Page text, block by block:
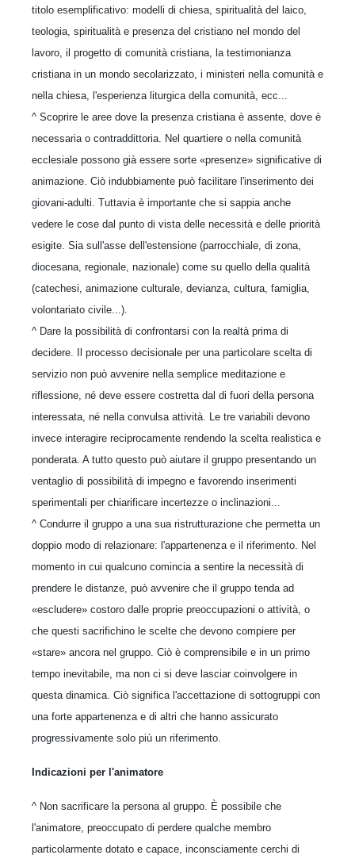
titolo esemplificativo: modelli di chiesa, spiritualità del laico,
teologia, spiritualità e presenza del cristiano nel mondo del
lavoro, il progetto di comunità cristiana, la testimonianza
cristiana in un mondo secolarizzato, i ministeri nella comunità e
nella chiesa, l'esperienza liturgica della comunità, ecc...
^ Scoprire le aree dove la presenza cristiana è assente, dove è
necessaria o contraddittoria. Nel quartiere o nella comunità
ecclesiale possono già essere sorte «presenze» significative di
animazione. Ciò indubbiamente può facilitare l'inserimento dei
giovani-adulti. Tuttavia è importante che si sappia anche
vedere le cose dal punto di vista delle necessità e delle priorità
esigite. Sia sull'asse dell'estensione (parrocchiale, di zona,
diocesana, regionale, nazionale) come su quello della qualità
(catechesi, animazione culturale, devianza, cultura, famiglia,
volontariato civile...).
^ Dare la possibilità di confrontarsi con la realtà prima di
decidere. Il processo decisionale per una particolare scelta di
servizio non può avvenire nella semplice meditazione e
riflessione, né deve essere costretta dal di fuori della persona
interessata, né nella convulsa attività. Le tre variabili devono
invece interagire reciprocamente rendendo la scelta realistica e
ponderata. A tutto questo può aiutare il gruppo presentando un
ventaglio di possibilità di impegno e favorendo inserimenti
sperimentali per chiarificare incertezze o inclinazioni...
^ Condurre il gruppo a una sua ristrutturazione che permetta un
doppio modo di relazionare: l'appartenenza e il riferimento. Nel
momento in cui qualcuno comincia a sentire la necessità di
prendere le distanze, può avvenire che il gruppo tenda ad
«escludere» costoro dalle proprie preoccupazioni o attività, o
che questi sacrifichino le scelte che devono compiere per
«stare» ancora nel gruppo. Ciò è comprensibile e in un primo
tempo inevitabile, ma non ci si deve lasciar coinvolgere in
questa dinamica. Ciò significa l'accettazione di sottogruppi con
una forte appartenenza e di altri che hanno assicurato
progressivamente solo più un riferimento.
Indicazioni per l'animatore
^ Non sacrificare la persona al gruppo. È possibile che
l'animatore, preoccupato di perdere qualche membro
particolarmente dotato e capace, inconsciamente cerchi di